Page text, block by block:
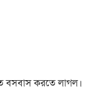
বসবাস করতে লাগল।